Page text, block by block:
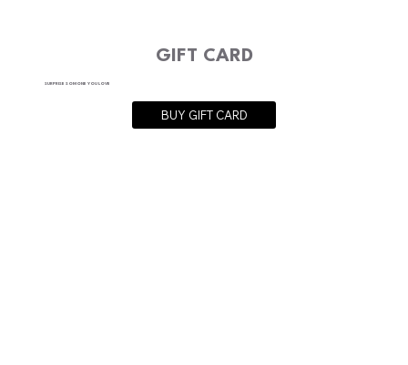
GIFT CARD
SURPRISE SOMONE YOU LOVE
BUY GIFT CARD